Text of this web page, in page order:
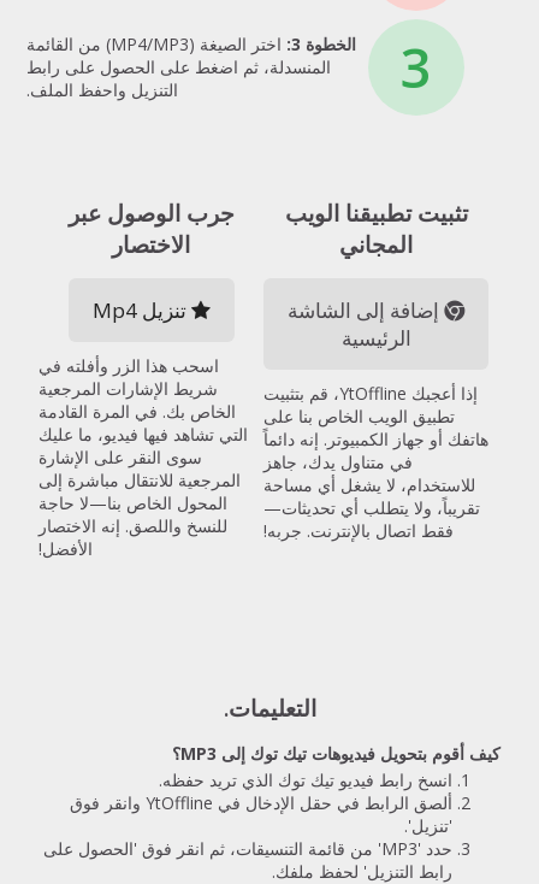
3 الخطوة 3:
اختر الصيغة (MP4/MP3) من القائمة
المنسدلة، ثم اضغط على الحصول على رابط
التنزيل واحفظ الملف.
تثبيت تطبيقنا الويب
المجاني
إضافة إلى الشاشة
الرئيسية
إذا أعجبك YtOffline، قم بتثبيت
تطبيق الويب الخاص بنا على
هاتفك أو جهاز الكمبيوتر. إنه دائماً
في متناول يدك، جاهز
للاستخدام، لا يشغل أي مساحة
تقريباً، ولا يتطلب أي تحديثات—
فقط اتصال بالإنترنت. جربه!
جرب الوصول عبر
الاختصار
تنزيل Mp4
اسحب هذا الزر وأفلته في
شريط الإشارات المرجعية
الخاص بك. في المرة القادمة
التي تشاهد فيها فيديو، ما عليك
سوى النقر على الإشارة
المرجعية للانتقال مباشرة إلى
المحول الخاص بنا—لا حاجة
للنسخ واللصق. إنه الاختصار
الأفضل!
التعليمات.
كيف أقوم بتحويل فيديوهات تيك توك إلى MP3؟
انسخ رابط فيديو تيك توك الذي تريد حفظه.
ألصق الرابط في حقل الإدخال في YtOffline وانقر فوق
'تنزيل'.
حدد 'MP3' من قائمة التنسيقات، ثم انقر فوق 'الحصول على
رابط التنزيل' لحفظ ملفك.